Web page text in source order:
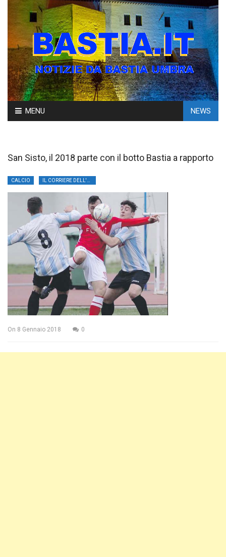
Skip
to
MENU NEWS
San Sisto, il 2018 parte con il botto Bastia a rapporto
CALCIO
On 8 Gennaio 2018 0